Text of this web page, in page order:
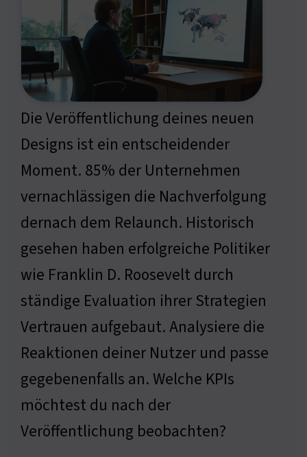
Die Veröffentlichung deines neuen
Designs ist ein entscheidender
Moment. 85% der Unternehmen
vernachlässigen die Nachverfolgung
dernach dem Relaunch. Historisch
gesehen haben erfolgreiche Politiker
wie Franklin D. Roosevelt durch
ständige Evaluation ihrer Strategien
Vertrauen aufgebaut. Analysiere die
Reaktionen deiner Nutzer und passe
gegebenenfalls an. Welche KPIs
möchtest du nach der
Veröffentlichung beobachten?